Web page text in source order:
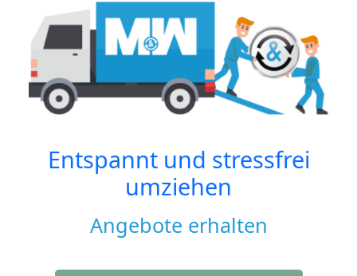
Entspannt und stressfrei
umziehen
Angebote erhalten